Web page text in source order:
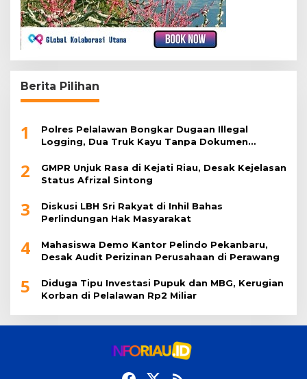
Berita Pilihan
1
Polres Pelalawan Bongkar Dugaan Illegal
Logging, Dua Truk Kayu Tanpa Dokumen
2
GMPR Unjuk Rasa di Kejati Riau, Desak Kejelasan
Status Afrizal Sintong
3
Diskusi LBH Sri Rakyat di Inhil Bahas
Perlindungan Hak Masyarakat
4
Mahasiswa Demo Kantor Pelindo Pekanbaru,
Desak Audit Perizinan Perusahaan di Perawang
5
Diduga Tipu Investasi Pupuk dan MBG, Kerugian
Korban di Pelalawan Rp2 Miliar